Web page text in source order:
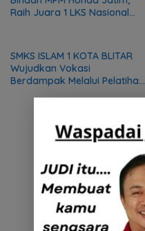
Raih Juara 1 LKS Nasional
SMKS ISLAM 1 KOTA BLITAR
Wujudkan Vokasi
Berdampak Melalui Pelatihan